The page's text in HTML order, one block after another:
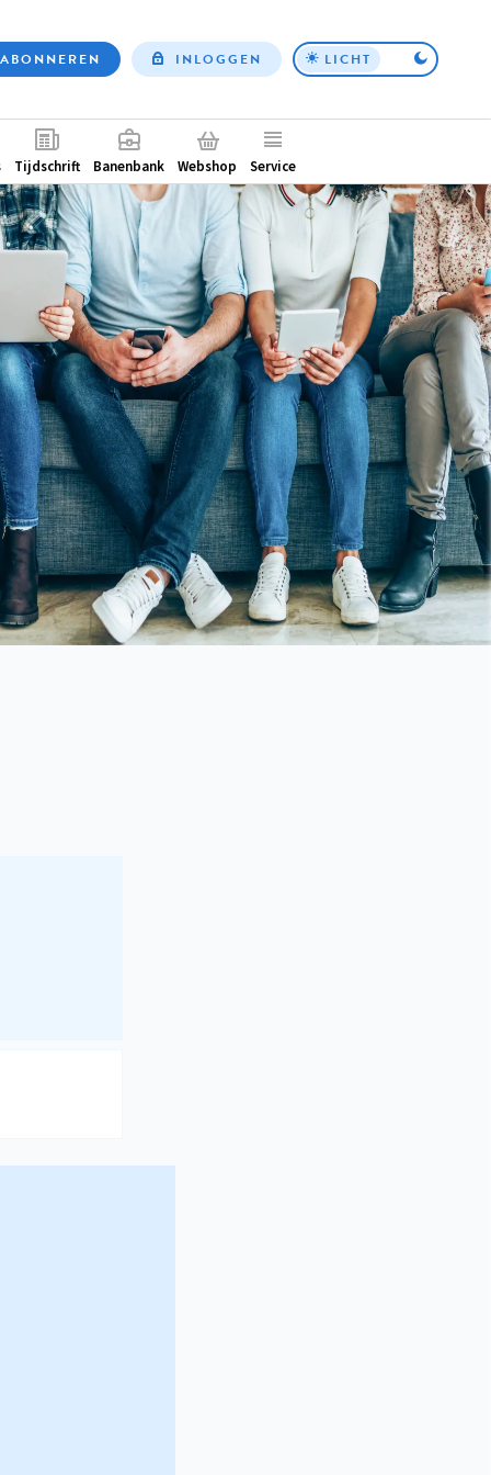
Top
ABONNEREN INLOGGEN LICHT
Tijdschrift Banenbank Webshop Service